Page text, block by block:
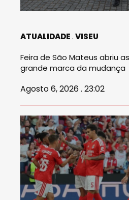
ATUALIDADE VISEU
Feira de São Mateus abriu
grande marca da mudança
Agosto 6, 2026 . 23:02